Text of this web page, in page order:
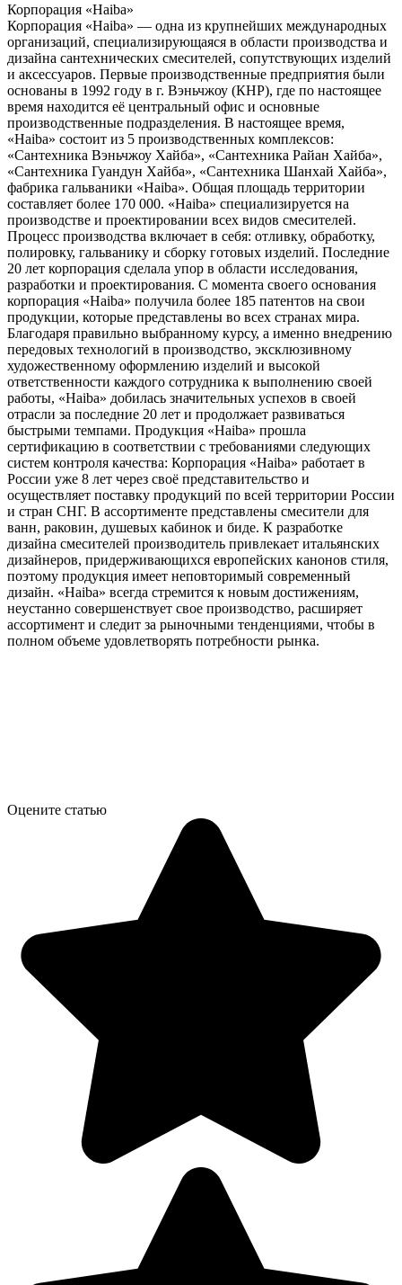
Корпорация «Haiba»
Корпорация «Haiba» — одна из крупнейших международных
организаций, специализирующаяся в области производства и
дизайна сантехнических смесителей, сопутствующих изделий
и аксессуаров. Первые производственные предприятия были
основаны в 1992 году в г. Вэньчжоу (КНР), где по настоящее
время находится её центральный офис и основные
производственные подразделения. В настоящее время,
«Haiba» состоит из 5 производственных комплексов:
«Сантехника Вэньчжоу Хайба», «Сантехника Райан Хайба»,
«Сантехника Гуандун Хайба», «Сантехника Шанхай Хайба»,
фабрика гальваники «Haiba». Общая площадь территории
составляет более 170 000. «Haiba» специализируется на
производстве и проектировании всех видов смесителей.
Процесс производства включает в себя: отливку, обработку,
полировку, гальванику и сборку готовых изделий. Последние
20 лет корпорация сделала упор в области исследования,
разработки и проектирования. С момента своего основания
корпорация «Haiba» получила более 185 патентов на свои
продукции, которые представлены во всех странах мира.
Благодаря правильно выбранному курсу, а именно внедрению
передовых технологий в производство, эксклюзивному
художественному оформлению изделий и высокой
ответственности каждого сотрудника к выполнению своей
работы, «Haiba» добилась значительных успехов в своей
отрасли за последние 20 лет и продолжает развиваться
быстрыми темпами. Продукция «Haiba» прошла
сертификацию в соответствии с требованиями следующих
систем контроля качества: Корпорация «Haiba» работает в
России уже 8 лет через своё представительство и
осуществляет поставку продукций по всей территории России
и стран СНГ. В ассортименте представлены смесители для
ванн, раковин, душевых кабинок и биде. К разработке
дизайна смесителей производитель привлекает итальянских
дизайнеров, придерживающихся европейских канонов стиля,
поэтому продукция имеет неповторимый современный
дизайн. «Haiba» всегда стремится к новым достижениям,
неустанно совершенствует свое производство, расширяет
ассортимент и следит за рыночными тенденциями, чтобы в
полном объеме удовлетворять потребности рынка.
Оцените статью